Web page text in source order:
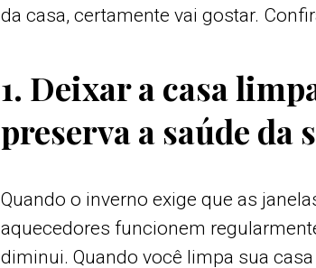
da casa, certamente vai gostar.
1. Deixar a casa
preserva a saúde da
Quando o inverno exige que as
aquecedores funcionem
diminui. Quando você limpa sua